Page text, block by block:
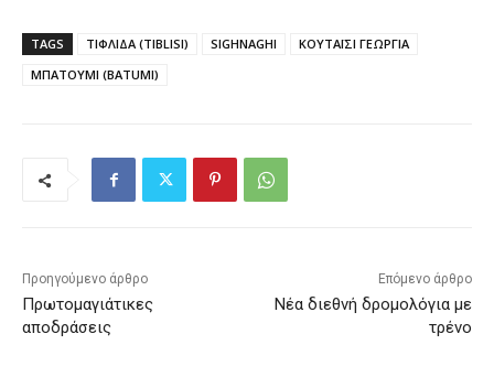
TAGS ΤΙΦΛΙΔΑ (TIBLISI) SIGHNAGHI
ΚΟΥΤΑΪΣΙ ΓΕΩΡΓΙΑ
ΜΠΑΤΟΥΜΙ (BATUMI)
Προηγούμενο άρθρο
Πρωτομαγιάτικες
αποδράσεις
Επόμενο άρθρο
Νέα διεθνή δρομολόγια με
τρένο